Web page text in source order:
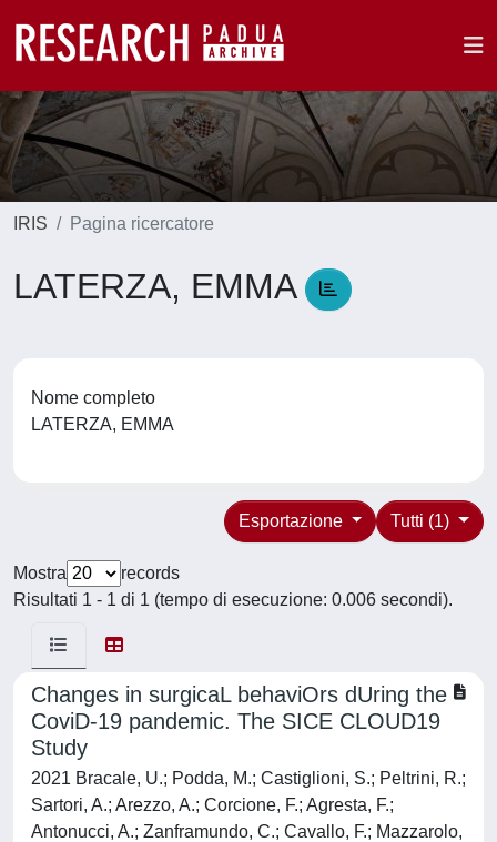
IRIS Pagina ricercatore
LATERZA, EMMA
Nome completo
LATERZA, EMMA
Tutti (1)
Esportazione
Mostra
records
Risultati 1 - 1 di 1 (tempo di esecuzione: 0.006 secondi).
Changes in surgicaL behaviOrs dUring the
CoviD-19 pandemic. The SICE CLOUD19
Study
2021 Bracale, U.; Podda, M.; Castiglioni, S.; Peltrini, R.;
Sartori, A.; Arezzo, A.; Corcione, F.; Agresta, F.;
Antonucci, A.; Zanframundo, C.; Cavallo, F.; Mazzarolo,